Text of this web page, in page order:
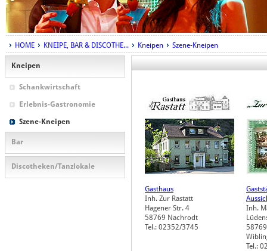
HOME KNEIPE, BAR & DISCOTHE... Kneipen Szene-Kneipen
Kneipen
Schankwirtschaft
Erlebnis-Gastronomie
Szene-Kneipen
Bar
Discotheken/Tanzlokale
Gasthaus
Inh. Zur Rastatt
Hagener Str. 4
58769 Nachrodt
Tel.: 02352/3745
Inh.
58769
Tel.: